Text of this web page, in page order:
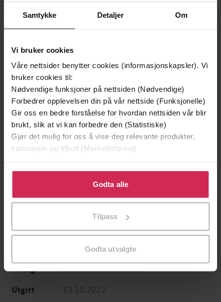
Samtykke Detaljer Om
Vi bruker cookies
Våre nettsider benytter cookies (informasjonskapsler). Vi
bruker cookies til:
Nødvendige funksjoner på nettsiden (Nødvendige)
Forbedrer opplevelsen din på vår nettside (Funksjonelle)
Gir oss en bedre forståelse for hvordan nettsiden vår blir
brukt, slik at vi kan forbedre den (Statistiske)
Gjør det mulig for oss å vise deg relevante produkter,
kampanjer og tilbud (Markedsføring)
Klikk på «Godta alle» for å gi oss ditt samtykke til å
bruke cookies for alle disse formålene. Du kan også
tilpasse ditt samtykke til spesifikke formål ved å klikke
Godta alle
Tilpass
Godta utvalgte
199,-
Minnesota
Jo Nesbø
Utskudd
Confessions of Love and Regret
Forfattere Michael Harding(forfatter),Michael
Harding(innleser)
Forlag Hachette Books Ireland
Utgitt 13.10.2022